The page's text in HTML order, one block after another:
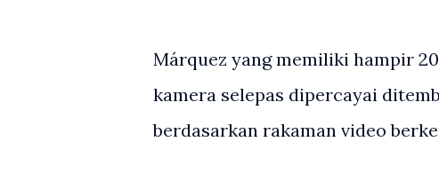
Márquez yang memiliki hampir
kamera selepas dipercayai
berdasarkan rakaman video